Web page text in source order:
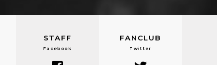
STAFF
Facebook
FANCLUB
Twitter